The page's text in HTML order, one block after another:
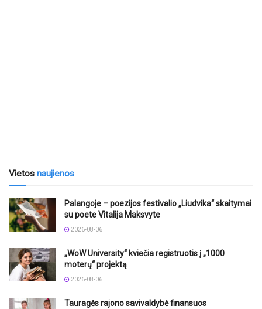
Vietos naujienos
Palangoje – poezijos festivalio „Liudvika“ skaitymai
su poete Vitalija Maksvyte
2026-08-06
„WoW University“ kviečia registruotis į „1000
moterų“ projektą
2026-08-06
Tauragės rajono savivaldybė finansuos